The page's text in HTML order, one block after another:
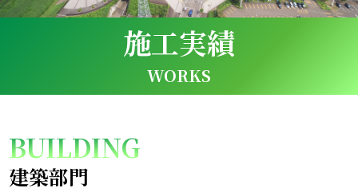
施工実績
WORKS
BUILDING
建築部門